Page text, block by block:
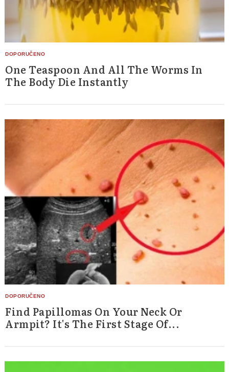
One Teaspoon And All The Worms In
The Body Die Instantly
Find Papillomas On Your Neck Or
Armpit? It's The First Stage Of...